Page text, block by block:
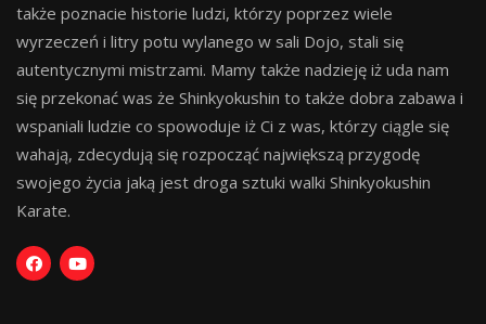
także poznacie historie ludzi, którzy poprzez wiele
wyrzeczeń i litry potu wylanego w sali Dojo, stali się
autentycznymi mistrzami. Mamy także nadzieję iż uda nam
się przekonać was że Shinkyokushin to także dobra zabawa i
wspaniali ludzie co spowoduje iż Ci z was, którzy ciągle się
wahają, zdecydują się rozpocząć największą przygodę
swojego życia jaką jest droga sztuki walki Shinkyokushin
Karate.